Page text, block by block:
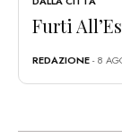
Furti
REDAZIONE- 8